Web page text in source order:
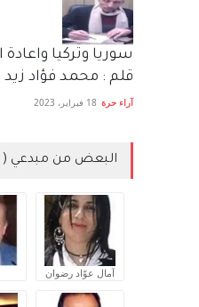
سوريا وتركيا واعادة
قلم : محمد فؤاد زيد
آراء حرة 18 فبراير، 2023
البعض من مبدعي (
آمال عوّاد رضوان